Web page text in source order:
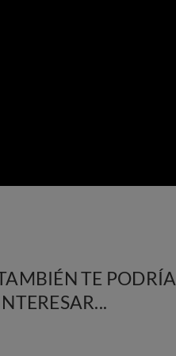
TE PODRÍA